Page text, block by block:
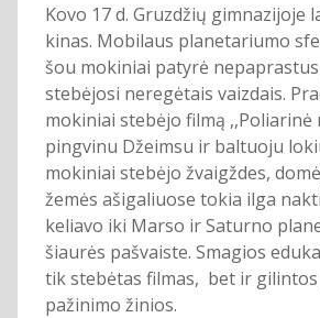
Kovo 17 d. Gruzdžių gimnazijoje
kinas. Mobilaus planetariumo
šou mokiniai patyrė
stebėjosi neregėtais vaizdais.
mokiniai stebėjo filmą ,,Poliarinė
pingvinu Džeimsu ir baltuoju
mokiniai stebėjo žvaigždes,
žemės ašigaliuose tokia ilga
keliavo iki Marso ir Saturno
šiaurės pašvaiste. Smagios
tik stebėtas filmas, bet ir
pažinimo žinios.